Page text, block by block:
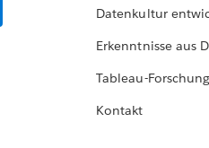
Datenkultur
Erkenntnisse aus
Tableau-Forschung
Kontakt